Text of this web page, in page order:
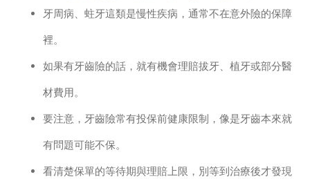
牙周病、蛀牙這類是慢性疾病，通常不在意外險的保障
裡。
如果有牙齒險的話，就有機會理賠拔牙、植牙或部分醫
材費用。
要注意，牙齒險常有投保前健康限制，像是牙齒本來就
有問題可能不保。
看清楚保單的等待期與理賠上限，別等到治療後才發現